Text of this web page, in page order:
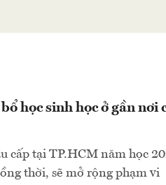
học sinh học ở gần nơi
cấp tại TP.HCM năm học
thời, sẽ mở rộng phạm vi